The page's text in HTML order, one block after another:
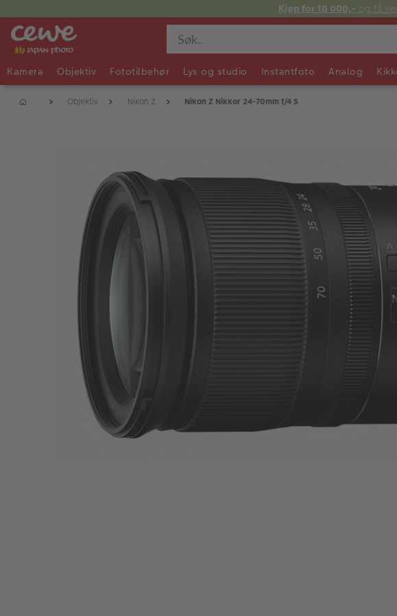
Kjøp for 10 000,- og få
Kamera Objektiv Fototilbehør Lys og studio Instantfoto Analog
Objektiv Nikon Z Nikon Z Nikkor 24-70mm f/4 S